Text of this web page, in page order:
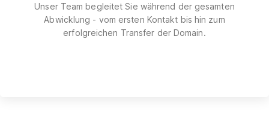
Unser Team begleitet Sie während der gesamten
Abwicklung - vom ersten Kontakt bis hin zum
erfolgreichen Transfer der Domain.